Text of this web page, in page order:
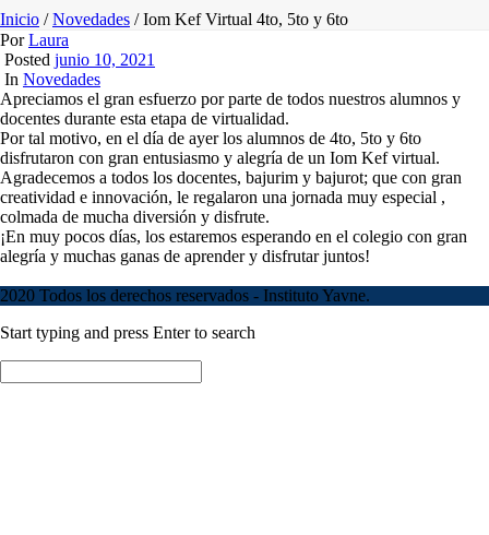
Inicio /Novedades / Iom Kef Virtual 4to, 5to y 6to
PorLaura
Posted junio 10, 2021
In Novedades
Apreciamos el gran esfuerzo por parte de todos nuestros alumnos y
docentes durante esta etapa de virtualidad.
Por tal motivo, en el día de ayer los alumnos de 4to, 5to y 6to
disfrutaron con gran entusiasmo y alegría de un Iom Kef virtual.
Agradecemos a todos los docentes, bajurim y bajurot; que con gran
creatividad e innovación, le regalaron una jornada muy especial ,
colmada de mucha diversión y disfrute.
¡En muy pocos días, los estaremos esperando en el colegio con gran
alegría y muchas ganas de aprender y disfrutar juntos!
2020 Todos los derechos reservados - Instituto Yavne.
Start typing and press Enter to search